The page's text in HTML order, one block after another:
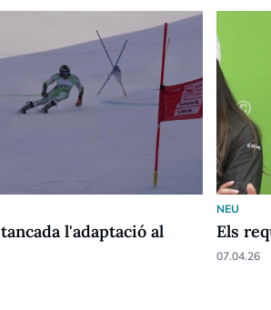
l'adaptació al
NEU
Els
07.04.26